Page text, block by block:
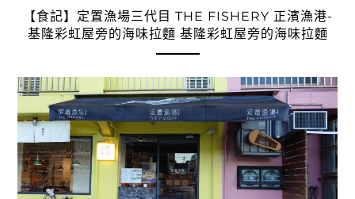
【食記】定置漁場三代目 THE FISHERY 正濱漁港-
基隆彩虹屋旁的海味拉麵 基隆彩虹屋旁的海味拉麵